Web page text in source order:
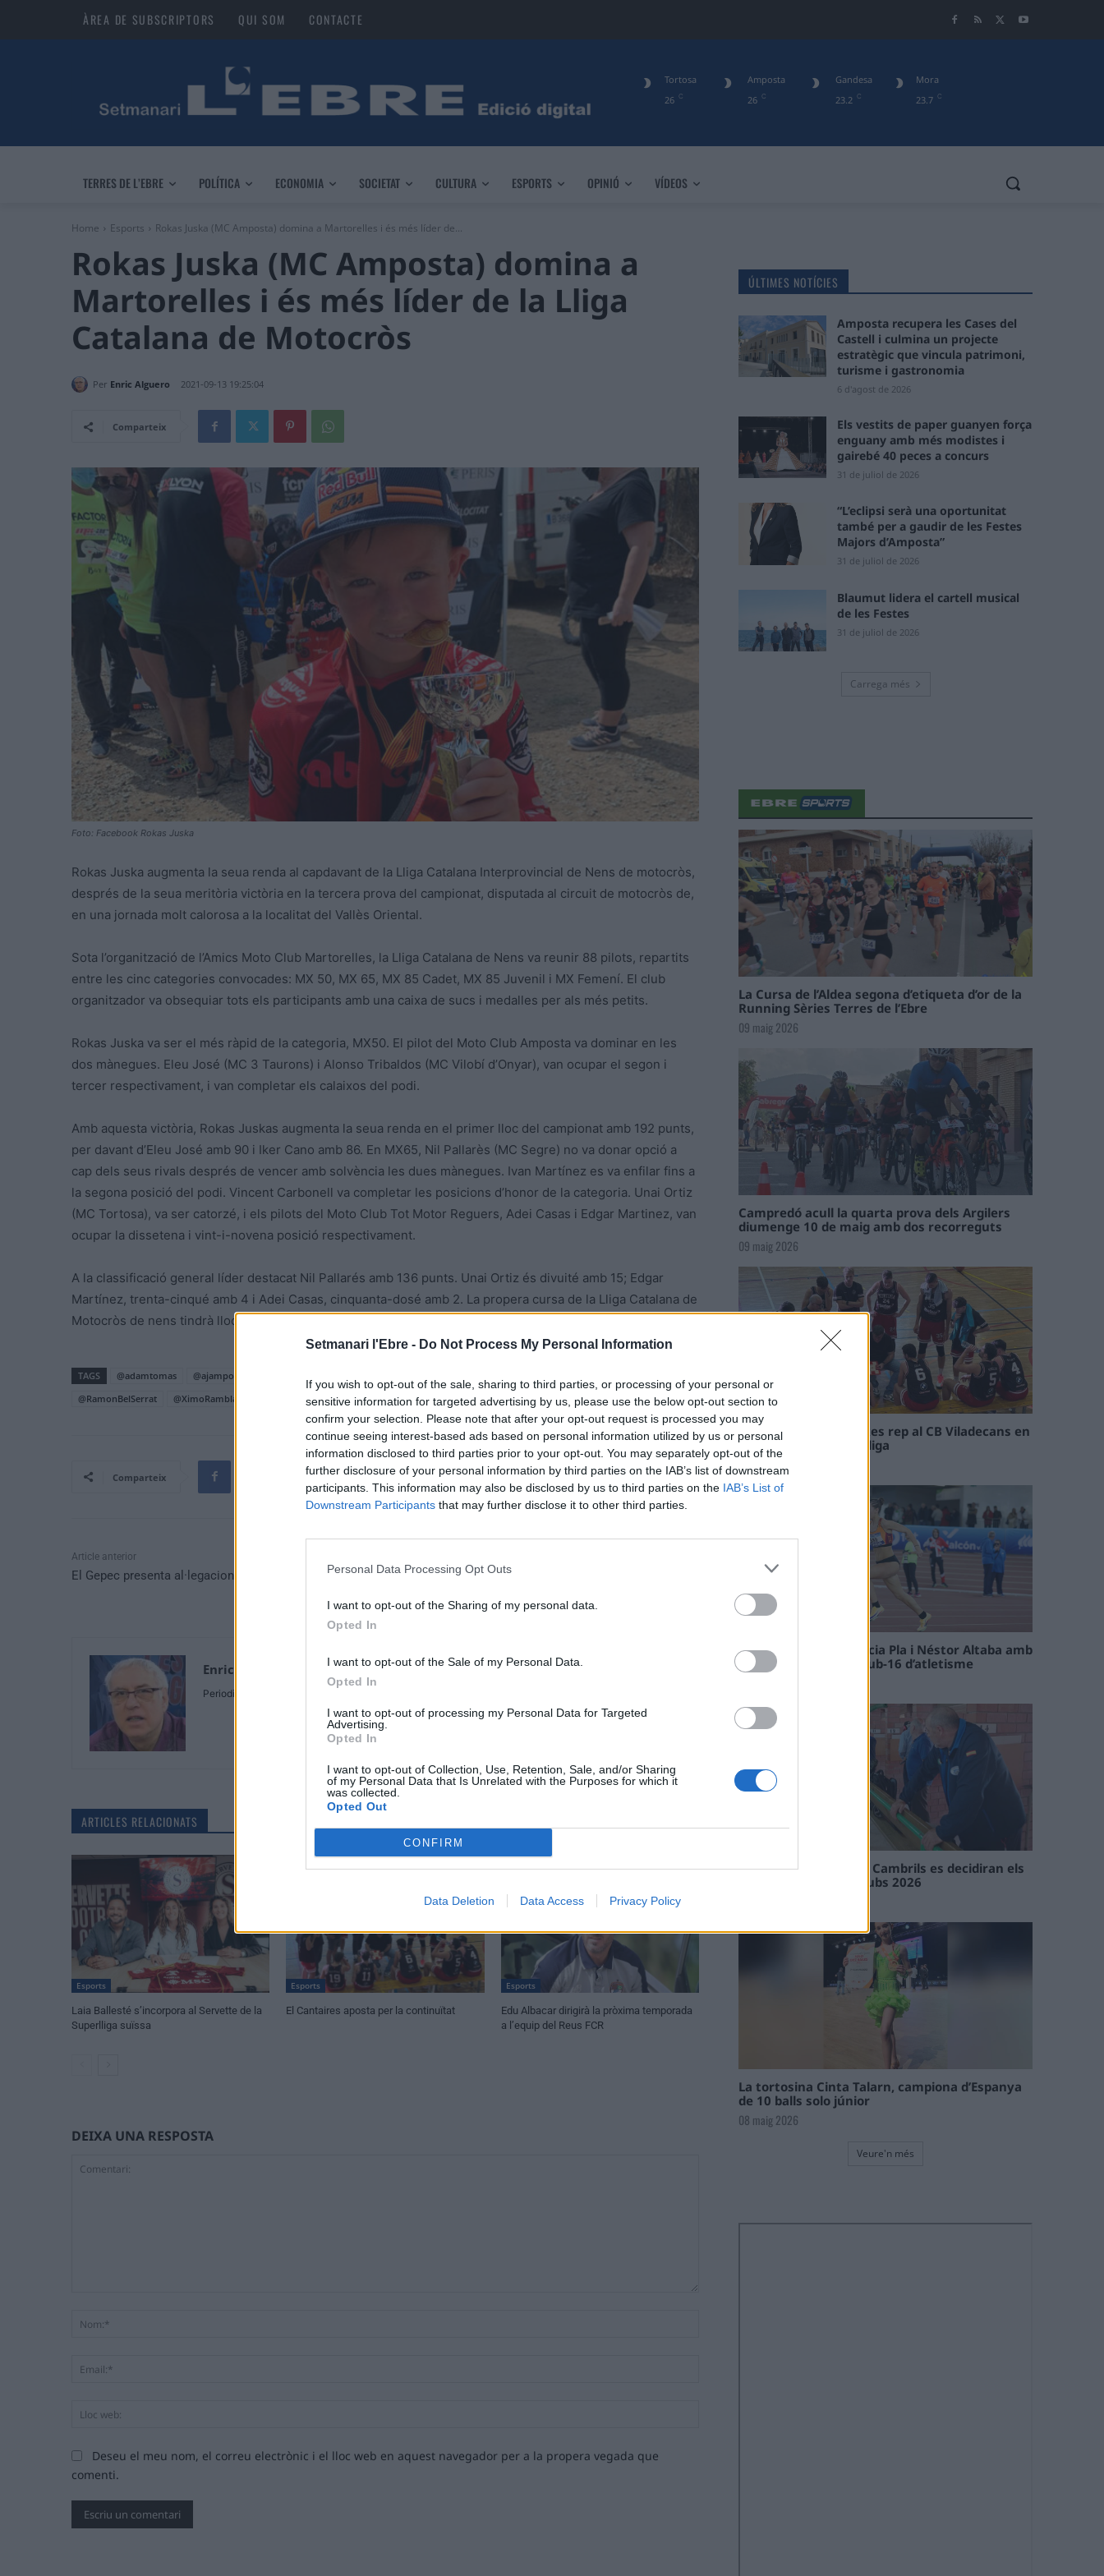
Setmanari l'Ebre - Do Not Process My Personal Information
If you wish to opt-out of the sale, sharing to third parties, or processing of your personal or
sensitive information for targeted advertising by us, please use the below opt-out section to
confirm your selection. Please note that after your opt-out request is processed you may
continue seeing interest-based ads based on personal information utilized by us or personal
information disclosed to third parties prior to your opt-out. You may separately opt-out of the
further disclosure of your personal information by third parties on the IAB’s list of downstream
participants. This information may also be disclosed by us to third parties on the IAB’s List of
Downstream Participants that may further disclose it to other third parties.
Personal Data Processing Opt Outs
I want to opt-out of the Sharing of my personal data.
Opted In
I want to opt-out of the Sale of my Personal Data.
Opted In
I want to opt-out of processing my Personal Data for Targeted
Advertising.
Opted In
I want to opt-out of Collection, Use, Retention, Sale, and/or Sharing
of my Personal Data that Is Unrelated with the Purposes for which it
was collected.
Opted Out
CONFIRM
Data Deletion Data Access Privacy Policy
ÀREA DE SUBSCRIPTORS QUI SOM CONTACTE
26 C
Tortosa
26 C
Amposta
23.2 C
Gandesa
23.7 C
Mora
TERRES DE L’EBRE POLÍTICA ECONOMIA SOCIETAT CULTURA ESPORTS OPINIÓ VÍDEOS
Home Esports Rokas Juska (MC Amposta) domina a Martorelles i és més líder de...
Rokas Juska (MC Amposta) domina a
Martorelles i és més líder de la Lliga
Catalana de Motocròs
Per Enric Alguero 2021-09-13 19:25:04
Comparteix
Foto: Facebook Rokas Juska
Rokas Juska augmenta la seua renda al capdavant de la Lliga Catalana Interprovincial de Nens de motocròs,
després de la seua meritòria victòria en la tercera prova del campionat, disputada al circuit de motocròs de,
en una jornada molt calorosa a la localitat del Vallès Oriental.
Sota l’organització de l’Amics Moto Club Martorelles, la Lliga Catalana de Nens va reunir 88 pilots, repartits
entre les cinc categories convocades: MX 50, MX 65, MX 85 Cadet, MX 85 Juvenil i MX Femení. El club
organitzador va obsequiar tots els participants amb una caixa de sucs i medalles per als més petits.
Rokas Juska va ser el més ràpid de la categoria, MX50. El pilot del Moto Club Amposta va dominar en les
dos mànegues. Eleu José (MC 3 Taurons) i Alonso Tribaldos (MC Vilobí d’Onyar), van ocupar el segon i
tercer respectivament, i van completar els calaixos del podi.
Amb aquesta victòria, Rokas Juskas augmenta la seua renda en el primer lloc del campionat amb 192 punts,
per davant d’Eleu José amb 90 i Iker Cano amb 86. En MX65, Nil Pallarès (MC Segre) no va donar opció a
cap dels seus rivals després de vencer amb solvència les dues mànegues. Ivan Martínez es va enfilar fins a
la segona posició del podi. Vincent Carbonell va completar les posicions d’honor de la categoria. Unai Ortiz
(MC Tortosa), va ser catorzé, i els pilots del Moto Club Tot Motor Reguers, Adei Casas i Edgar Martinez, van
ocupar la dissetena i vint-i-novena posició respectivament.
A la classificació general líder destacat Nil Pallarés amb 136 punts. Unai Ortiz és divuité amb 15; Edgar
Martínez, trenta-cinqué amb 4 i Adei Casas, cinquanta-dosé amb 2. La propera cursa de la Lliga Catalana de
Motocròs de nens tindrà lloc el pròxim 3 d’octubre al circuit Els Cortals.
TAGS @adamtomas @ajamposta
@RamonBelSerrat
@XimoRambla #RokasJuska
Comparteix
Article anterior
El Gepec presenta al·legacions a la MAT de Forestalia
Salut permet les visites amb contacte físic a les
Enric Alguero
Periodista
ARTICLES RELACIONATS
Esports
Laia Ballesté s’incorpora al Servette de la
Superlliga suïssa
Esports
El Cantaires aposta per la continuïtat
Esports
Edu Albacar dirigirà la pròxima temporada
a l’equip del Reus FCR
DEIXA UNA RESPOSTA
Deseu el meu nom, el correu electrònic i el lloc web en aquest navegador per a la propera vegada que
comenti.
ÚLTIMES NOTÍCIES
Amposta recupera les Cases del
Castell i culmina un projecte
estratègic que vincula patrimoni,
turisme i gastronomia
6 d'agost de 2026
Els vestits de paper guanyen força
enguany amb més modistes i
gairebé 40 peces a concurs
31 de juliol de 2026
“L’eclipsi serà una oportunitat
també per a gaudir de les Festes
Majors d’Amposta”
31 de juliol de 2026
Blaumut lidera el cartell musical
de les Festes
31 de juliol de 2026
Carrega més
La Cursa de l’Aldea segona d’etiqueta d’or de la
Running Sèries Terres de l’Ebre
09 maig 2026
Campredó acull la quarta prova dels Argilers
diumenge 10 de maig amb dos recorreguts
09 maig 2026
El Cantaires amb baixes rep al CB Viladecans en
el tram decisiu de la lliga
09 maig 2026
Paula Sintorres, Patrícia Pla i Néstor Altaba amb
la selecció catalana sub-16 d’atletisme
En les tirades de Flix i Cambrils es decidiran els
campions de l’Interclubs 2026
La tortosina Cinta Talarn, campiona d’Espanya
de 10 balls solo júnior
08 maig 2026
Veure'n més